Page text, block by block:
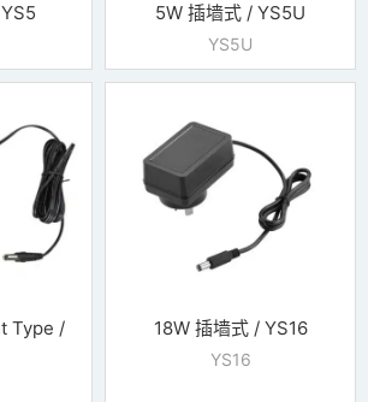
5W 插墙式 / YS5U
YS5U
Type /
18W 插墙式 / YS16
YS16